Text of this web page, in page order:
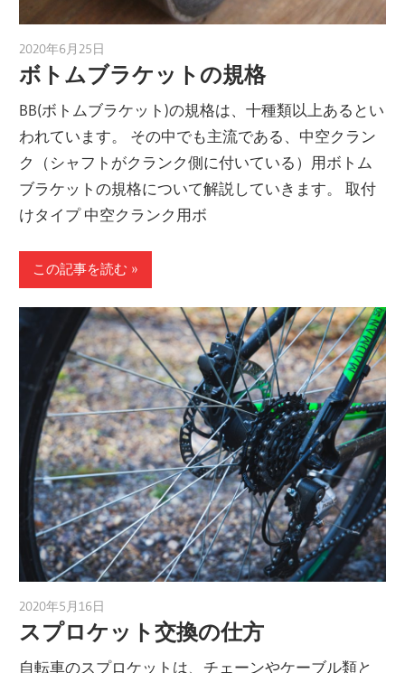
2020年6月25日
ボトムブラケットの規格
BB(ボトムブラケット)の規格は、十種類以上あるとい
われています。 その中でも主流である、中空クラン
ク（シャフトがクランク側に付いている）用ボトム
ブラケットの規格について解説していきます。 取付
けタイプ 中空クランク用ボ
この記事を読む
2020年5月16日
スプロケット交換の仕方
自転車のスプロケットは、チェーンやケーブル類と